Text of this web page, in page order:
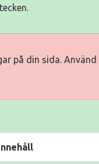
på din sida. Använd